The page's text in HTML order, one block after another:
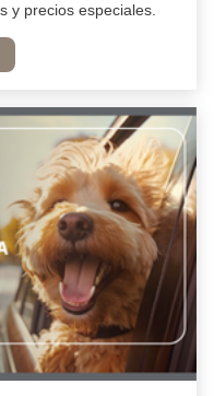
y precios especiales.